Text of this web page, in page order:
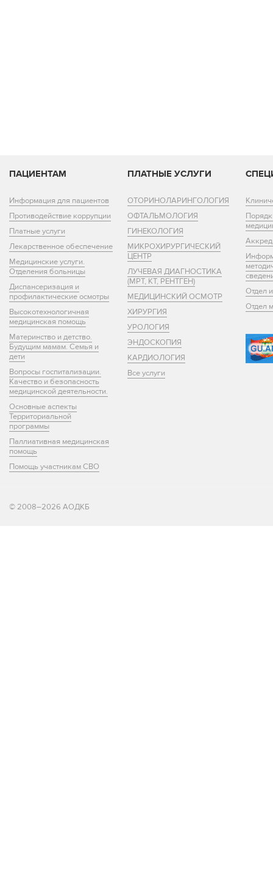
ПАЦИЕНТАМ
Информация для пациентов
Противодействие коррупции
Платные услуги
Лекарственное обеспечение
Медицинские услуги.
Отделения больницы
Диспансеризация и
профилактические осмотры
Высокотехнологичная
медицинская помощь
Материнство и детство.
Будущим мамам. Семья и
дети
Вопросы госпитализации.
Качество и безопасность
медицинской деятельности.
Основные аспекты
Территориальной
программы
Паллиативная медицинская
помощь
Помощь участникам СВО
ПЛАТНЫЕ УСЛУГИ
ОТОРИНОЛАРИНГОЛОГИЯ
ОФТАЛЬМОЛОГИЯ
ГИНЕКОЛОГИЯ
МИКРОХИРУРГИЧЕСКИЙ
ЦЕНТР
ЛУЧЕВАЯ ДИАГНОСТИКА
(МРТ, КТ, РЕНТГЕН)
МЕДИЦИНСКИЙ ОСМОТР
ХИРУРГИЯ
УРОЛОГИЯ
ЭНДОСКОПИЯ
КАРДИОЛОГИЯ
Все услуги
Отдел
Отдел
© 2008–2026 АОДКБ